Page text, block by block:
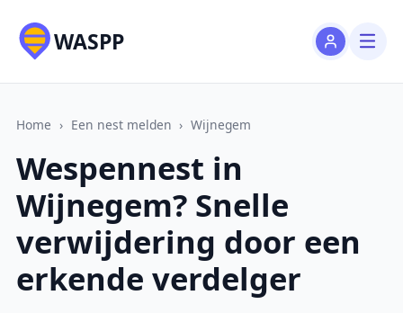
WASPP
Home › Een nest melden › Wijnegem
Wespennest in
Wijnegem? Snelle
verwijdering door een
erkende verdelger